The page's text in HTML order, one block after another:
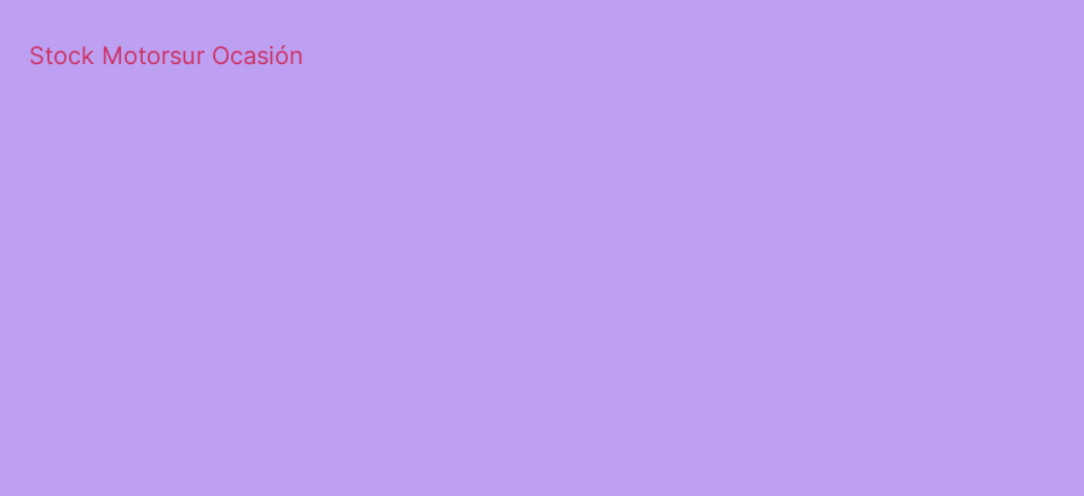
Stock Motorsur Ocasión